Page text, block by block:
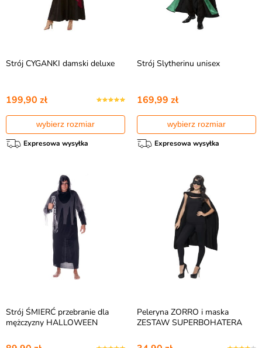
Strój CYGANKI damski deluxe
199,90 zł
wybierz rozmiar
Expresowa wysyłka
Strój Slytherinu unisex
169,99 zł
wybierz rozmiar
Expresowa wysyłka
Strój ŚMIERĆ przebranie dla
mężczyzny HALLOWEEN
Peleryna ZORRO i maska
ZESTAW SUPERBOHATERA